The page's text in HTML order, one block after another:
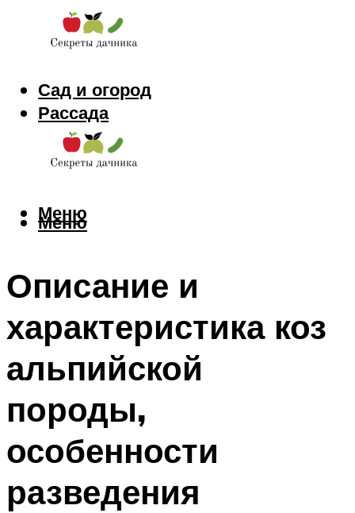
Сад и огород
Рассада
Цветы
Заготовки
Меню
Меню
Описание и
характеристика коз
альпийской
породы,
особенности
разведения